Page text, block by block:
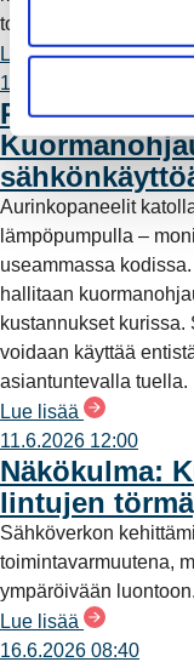
i
n
t
a
toimintavarmuutta ja
Lue lisää
10.6.2026 10:00
REO x koti
Aurinkopaneelit
lämpöpumpulla –
useammassa
hallitaan
kustannukset
voidaan käyttää
asiantuntevalla tuella.
Lue lisää
11.6.2026 12:00
Näkökulma:
lintujen
Sähköverkon
toimintavarmuutena,
ympäröivään luontoon.
Lue lisää
16.6.2026 08:40